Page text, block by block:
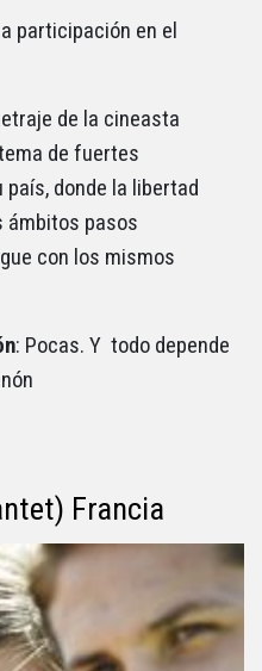
participación en el
de la cineasta
de fuertes
donde la libertad
ámbitos pasos
con los mismos
: Pocas. Y todo depende
Francia